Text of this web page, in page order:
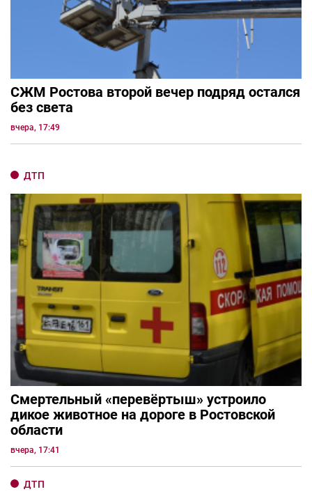
СЖМ Ростова второй вечер подряд остался
без света
вчера, 17:49
ДТП
Смертельный «перевёртыш» устроило
дикое животное на дороге в Ростовской
области
вчера, 17:41
ДТП